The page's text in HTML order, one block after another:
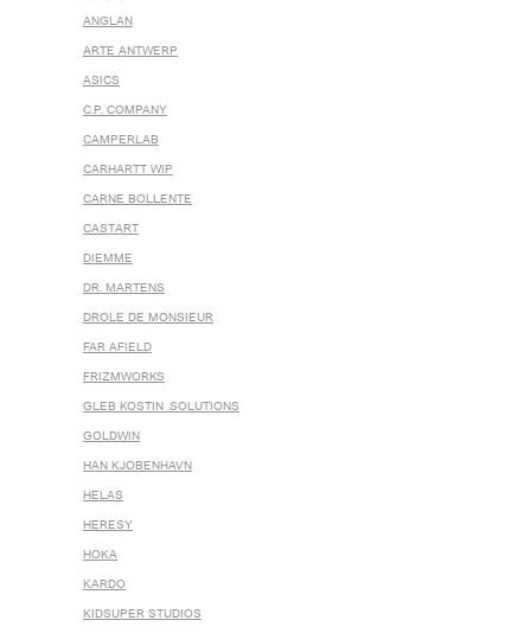
ANGLAN
ARTE ANTWERP
ASICS
C.P. COMPANY
CAMPERLAB
CARHARTT WIP
CARNE BOLLENTE
CASTART
DIEMME
DR. MARTENS
DROLE DE MONSIEUR
FAR AFIELD
FRIZMWORKS
GLEB KOSTIN .SOLUTIONS
GOLDWIN
HAN KJOBENHAVN
HELAS
HERESY
HOKA
KARDO
KIDSUPER STUDIOS